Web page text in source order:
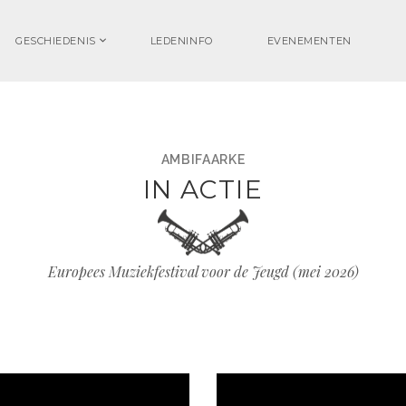
GESCHIEDENIS LEDENINFO EVENEMENTEN
AMBIFAARKE
IN ACTIE
Europees Muziekfestival voor de Jeugd (mei 2026)